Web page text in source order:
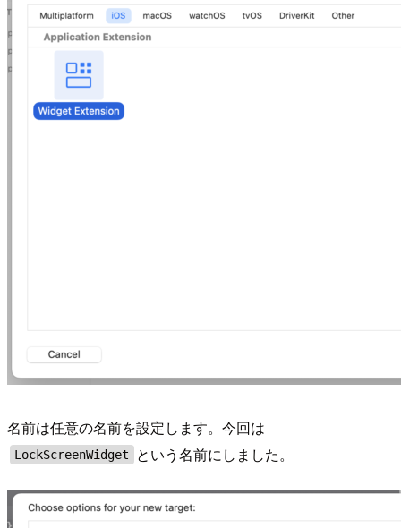
名前は任意の名前を設定します。今回は
LockScreenWidget という名前にしました。